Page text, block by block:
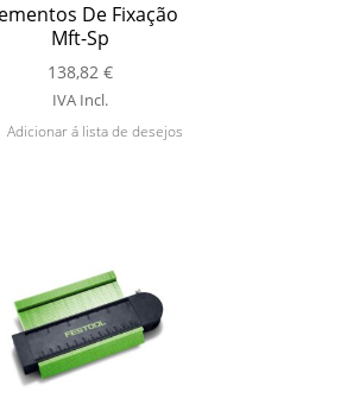
De Fixação
Mft-Sp
138,82€
IVA Incl.
Adicionar á lista de desejos